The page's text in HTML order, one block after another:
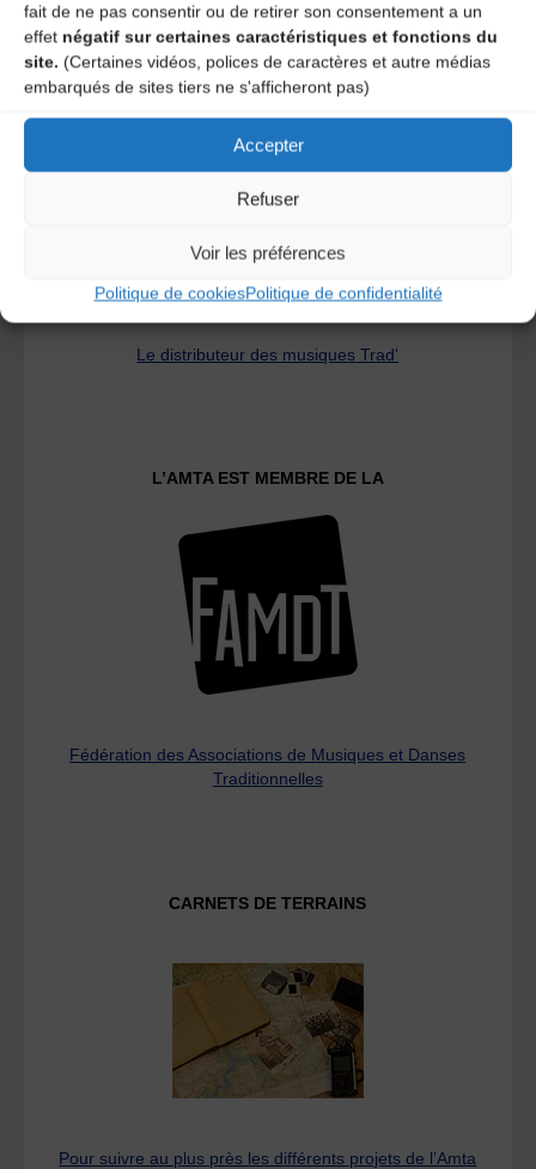
fait de ne pas consentir ou de retirer son consentement a un
effet négatif sur certaines caractéristiques et fonctions du
site. (Certaines vidéos, polices de caractères et autre médias
embarqués de sites tiers ne s'afficheront pas)
Accepter
Refuser
Voir les préférences
Politique de cookiesPolitique de confidentialité
A DECOUVRIR :
Le distributeur des musiques Trad'
L’AMTA EST MEMBRE DE LA
Fédération des Associations de Musiques et Danses
Traditionnelles
CARNETS DE TERRAINS
Pour suivre au plus près les différents projets de l’Amta